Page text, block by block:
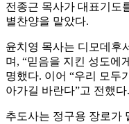
전종근 목사가 대표기도
별찬양을 맡았다.
윤치영 목사는 디모데후
며, “믿음을 지킨 성도에
명했다. 이어 “우리 모두
아가길 바란다”고 전했다.
추도사는 정구용 장로가